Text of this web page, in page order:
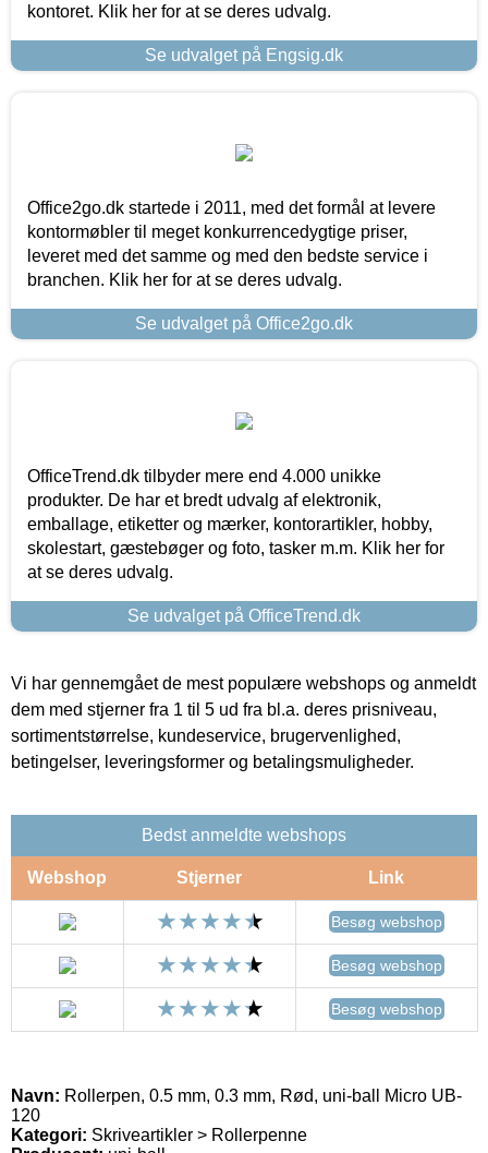
kontoret. Klik her for at se deres udvalg.
Se udvalget på Engsig.dk
Office2go.dk startede i 2011, med det formål at levere
kontormøbler til meget konkurrencedygtige priser,
leveret med det samme og med den bedste service i
branchen. Klik her for at se deres udvalg.
Se udvalget på Office2go.dk
OfficeTrend.dk tilbyder mere end 4.000 unikke
produkter. De har et bredt udvalg af elektronik,
emballage, etiketter og mærker, kontorartikler, hobby,
skolestart, gæstebøger og foto, tasker m.m. Klik her for
at se deres udvalg.
Se udvalget på OfficeTrend.dk
Vi har gennemgået de mest populære webshops og anmeldt
dem med stjerner fra 1 til 5 ud fra bl.a. deres prisniveau,
sortimentstørrelse, kundeservice, brugervenlighed,
betingelser, leveringsformer og betalingsmuligheder.
Bedst anmeldte webshops
Webshop Stjerner Link
Besøg webshop
Besøg webshop
Besøg webshop
Navn: Rollerpen, 0.5 mm, 0.3 mm, Rød, uni-ball Micro UB-
120
Kategori: Skriveartikler > Rollerpenne